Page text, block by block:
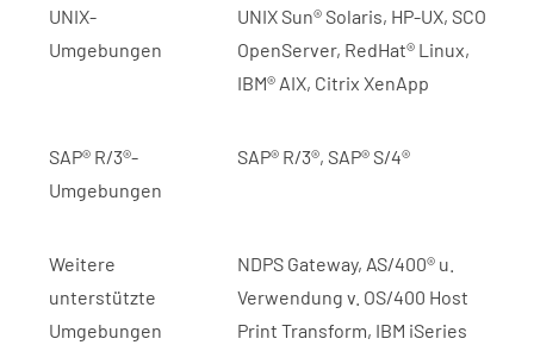
UNIX-
Umgebungen
UNIX Sun® Solaris, HP-UX, SCO
OpenServer, RedHat® Linux,
IBM® AIX, Citrix XenApp
SAP® R/3®-
Umgebungen
SAP® R/3®, SAP® S/4®
Weitere
unterstützte
Umgebungen
NDPS Gateway, AS/400® u.
Verwendung v. OS/400 Host
Print Transform, IBM iSeries